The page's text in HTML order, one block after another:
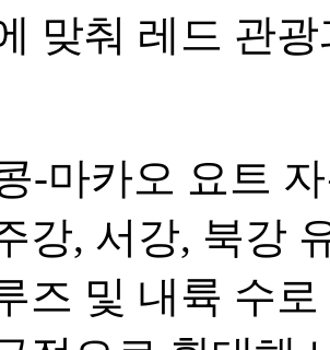
맞춰 레드 관
-마카오 요트
강, 서강, 북강
즈 및 내륙 수